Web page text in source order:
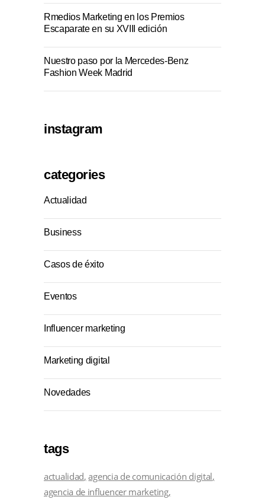
Rmedios Marketing en los Premios
Escaparate en su XVIII edición
Nuestro paso por la Mercedes-Benz
Fashion Week Madrid
instagram
categories
Actualidad
Business
Casos de éxito
Eventos
Influencer marketing
Marketing digital
Novedades
tags
actualidad agencia de comunicación digital
agencia de influencer marketing